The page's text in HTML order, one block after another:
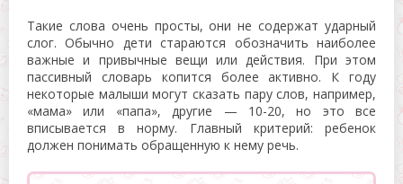
Такие слова очень просты, они не содержат ударный
слог. Обычно дети стараются обозначить наиболее
важные и привычные вещи или действия. При этом
пассивный словарь копится более активно. К году
некоторые малыши могут сказать пару слов, например,
«мама» или «папа», другие — 10-20, но это все
вписывается в норму. Главный критерий: ребенок
должен понимать обращенную к нему речь.